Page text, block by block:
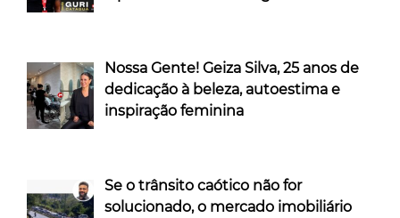
Nossa Gente! Geiza Silva, 25 anos de
dedicação à beleza, autoestima e
inspiração feminina
Se o trânsito caótico não for
solucionado, o mercado imobiliário